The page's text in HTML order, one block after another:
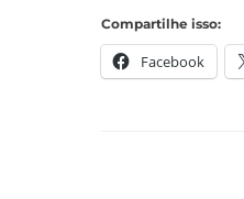
Compartilhe isso:
Facebook